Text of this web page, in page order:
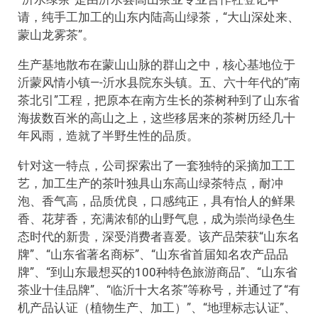
请，纯手工加工的山东内陆高山绿茶，“大山深处来、
蒙山龙雾茶”。
生产基地散布在蒙山山脉的群山之中，核心基地位于
沂蒙风情小镇—-沂水县院东头镇。五、六十年代的“南
茶北引”工程，把原本在南方生长的茶树种到了山东省
海拔数百米的高山之上，这些移居来的茶树历经几十
年风雨，造就了半野生性的品质。
针对这一特点，公司探索出了一套独特的采摘加工工
艺，加工生产的茶叶独具山东高山绿茶特点，耐冲
泡、香气高，品质优良，口感纯正，具有怡人的鲜果
香、花芽香，充满浓郁的山野气息，成为崇尚绿色生
态时代的新贵，深受消费者喜爱。该产品荣获“山东名
牌”、“山东省著名商标”、“山东省首届知名农产品品
牌”、“到山东最想买的100种特色旅游商品”、“山东省
茶业十佳品牌”、“临沂十大名茶”等称号，并通过了“有
机产品认证（植物生产、加工）”、“地理标志认证”、